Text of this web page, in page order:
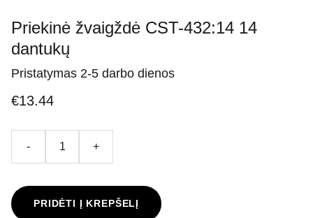
Priekinė žvaigždė CST-432:14 14
dantukų
Pristatymas 2-5 darbo dienos
€13.44
- +
PRIDĖTI Į KREPŠELĮ